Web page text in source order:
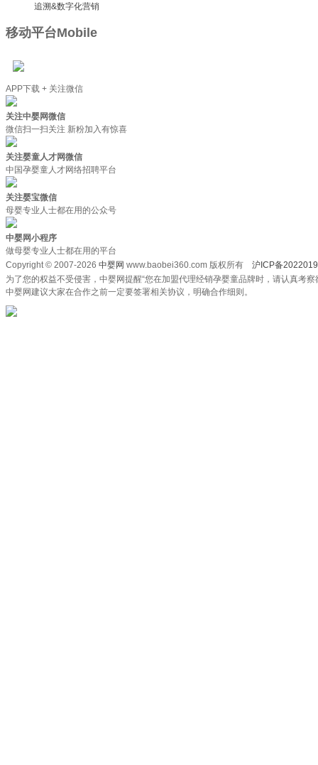
追溯&数字化营销
移动平台Mobile
APP下载 + 关注微信
关注中婴网微信
微信扫一扫关注 新粉加入有惊喜
关注婴童人才网微信
中国孕婴童人才网络招聘平台
关注婴宝微信
母婴专业人士都在用的公众号
中婴网小程序
做母婴专业人士都在用的平台
Copyright © 2007-2026 中婴网 www.baobei360.com 版权所有 沪ICP备
为了您的权益不受侵害，中婴网提醒“您在加盟代理经销孕婴童品牌时，请认真考
中婴网建议大家在合作之前一定要签署相关协议，明确合作细则。